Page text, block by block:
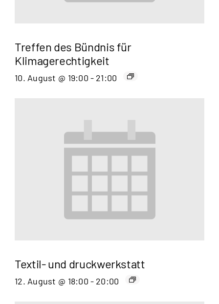
Treffen des Bündnis für
Klimagerechtigkeit
10. August @ 19:00 - 21:00
Textil- und druckwerkstatt
12. August @ 18:00 - 20:00